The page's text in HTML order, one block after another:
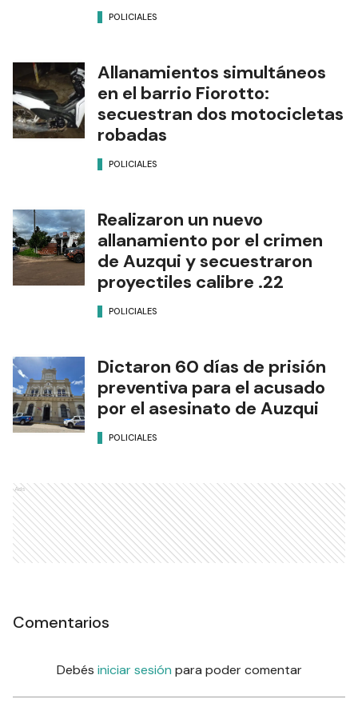
POLICIALES
Allanamientos simultáneos
en el barrio Fiorotto:
secuestran dos motocicletas
robadas
POLICIALES
Realizaron un nuevo
allanamiento por el crimen
de Auzqui y secuestraron
proyectiles calibre .22
POLICIALES
Dictaron 60 días de prisión
preventiva para el acusado
por el asesinato de Auzqui
POLICIALES
Ads
Comentarios
Debés iniciar sesión para poder comentar